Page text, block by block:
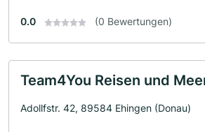
0.0 (0 Bewertungen)
Team4You Reisen und
Adollfstr. 42, 89584 Ehingen (Donau)